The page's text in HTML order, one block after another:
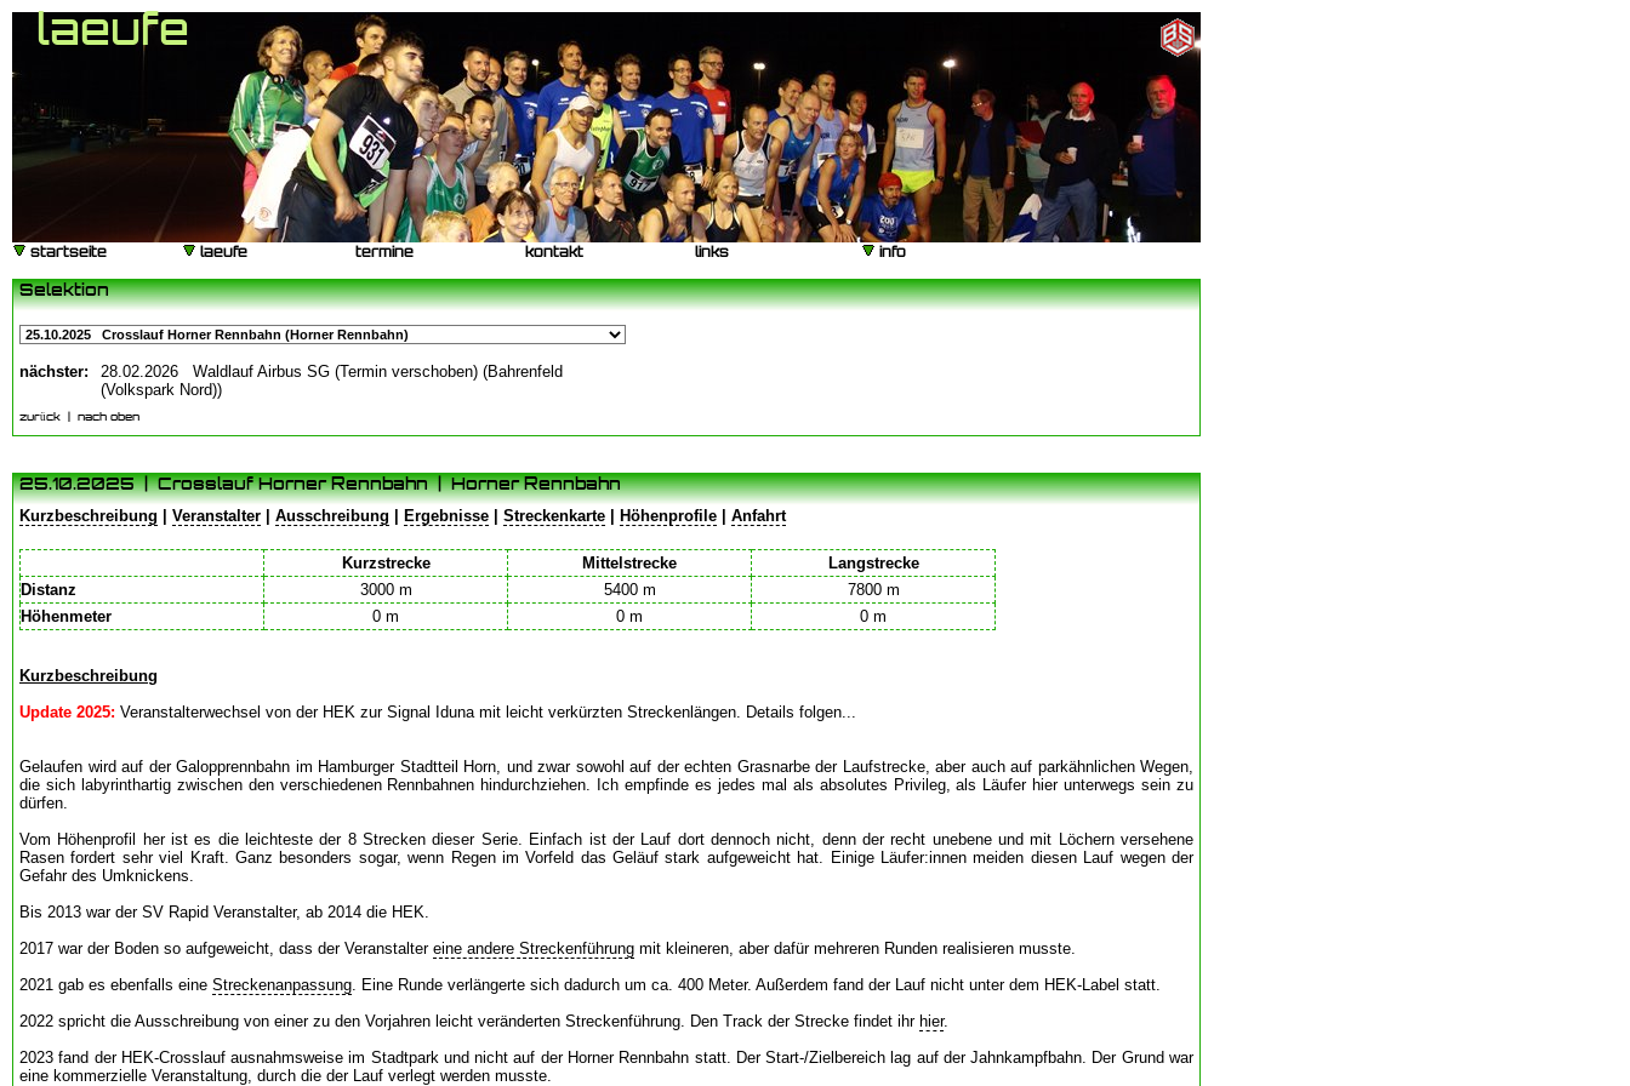
laeufe
startseite laeufe termine kontakt links info
Selektion
nächster:
28.02.2026 Waldlauf Airbus SG (Termin verschoben) (Bahrenfeld
(Volkspark Nord))
zurück nach oben
25.10.2025 | Crosslauf Horner Rennbahn | Horner Rennbahn
Kurzbeschreibung
Veranstalter Ausschreibung Ergebnisse Streckenkarte Höhenprofile Anfahrt
Kurzstrecke Mittelstrecke
Langstrecke
Distanz
3000 m 5400 m
7800 m
Höhenmeter
0 m 0 m 0 m
Kurzbeschreibung
Update 2025: Veranstalterwechsel von der HEK zur Signal Iduna mit leicht verkürzten Streckenlängen. Details folgen...
Gelaufen wird auf der Galopprennbahn im Hamburger Stadtteil Horn, und zwar sowohl auf der echten Grasnarbe der Laufstrecke, aber auch auf parkähnlichen Wegen,
die sich labyrinthartig zwischen den verschiedenen Rennbahnen hindurchziehen. Ich empfinde es jedes mal als absolutes Privileg, als Läufer hier unterwegs sein zu
dürfen.
Vom Höhenprofil her ist es die leichteste der 8 Strecken dieser Serie. Einfach ist der Lauf dort dennoch nicht, denn der recht unebene und mit Löchern versehene
Rasen fordert sehr viel Kraft. Ganz besonders sogar, wenn Regen im Vorfeld das Geläuf stark aufgeweicht hat. Einige Läufer:innen meiden diesen Lauf wegen der
Gefahr des Umknickens.
Bis 2013 war der SV Rapid Veranstalter, ab 2014 die HEK.
2017 war der Boden so aufgeweicht, dass der Veranstalter eine andere Streckenführung mit kleineren, aber dafür mehreren Runden realisieren musste.
2021 gab es ebenfalls eine Streckenanpassung. Eine Runde verlängerte sich dadurch um ca. 400 Meter. Außerdem fand der Lauf nicht unter dem HEK-Label statt.
2022 spricht die Ausschreibung von einer zu den Vorjahren leicht veränderten Streckenführung. Den Track der Strecke findet ihr hier.
2023 fand der HEK-Crosslauf ausnahmsweise im Stadtpark und nicht auf der Horner Rennbahn statt. Der Start-/Zielbereich lag auf der Jahnkampfbahn. Der Grund war
eine kommerzielle Veranstaltung, durch die der Lauf verlegt werden musste.
startseite|serie allgemein|laeufe